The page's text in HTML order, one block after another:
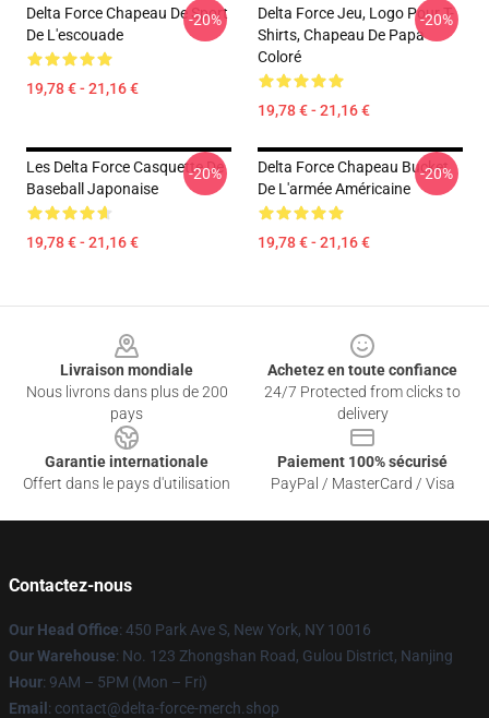
Delta Force Chapeau De Sport
De L'escouade
19,78 € - 21,16 €
-20%
Delta Force Jeu, Logo Pour T-
Shirts, Chapeau De Papa
Coloré
19,78 € - 21,16 €
-20%
Les Delta Force Casquette De
Baseball Japonaise
19,78 € - 21,16 €
-20%
Delta Force Chapeau Bucket
De L'armée Américaine
19,78 € - 21,16 €
-20%
Livraison mondiale
Nous livrons dans plus de 200
pays
Achetez en toute confiance
24/7 Protected from clicks to
delivery
Garantie internationale
Offert dans le pays d'utilisation
Paiement 100% sécurisé
PayPal / MasterCard / Visa
Contactez-nous
Our Head Office: 450 Park Ave S, New York, NY 10016
Our Warehouse: No. 123 Zhongshan Road, Gulou District, Nanjing
Hour: 9AM – 5PM (Mon – Fri)
Email : contact@delta-force-merch.shop